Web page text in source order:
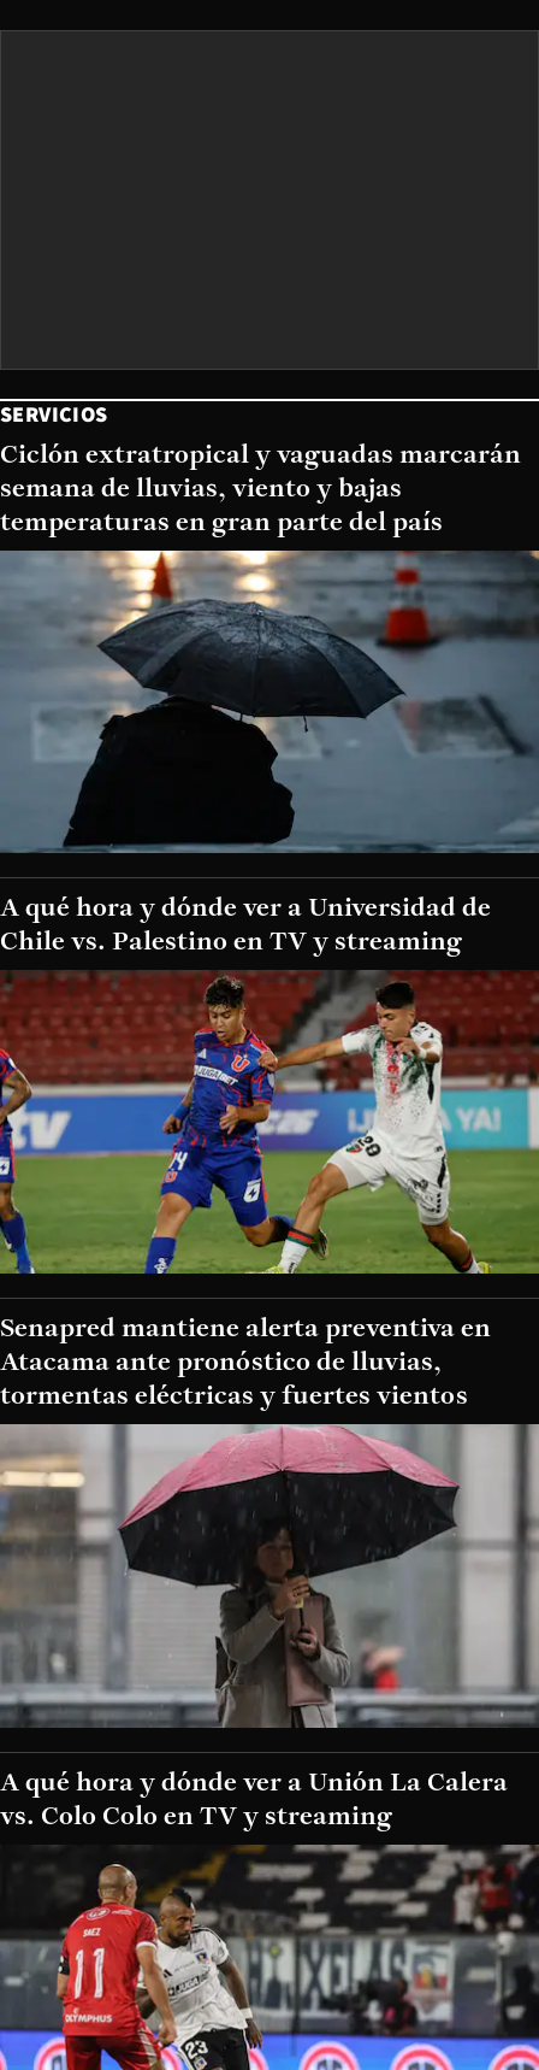
SERVICIOS
Ciclón extratropical y vaguadas marcarán
semana de lluvias, viento y bajas
temperaturas en gran parte del país
A qué hora y dónde ver a Universidad de
Chile vs. Palestino en TV y streaming
Senapred mantiene alerta preventiva en
Atacama ante pronóstico de lluvias,
tormentas eléctricas y fuertes vientos
A qué hora y dónde ver a Unión La Calera
vs. Colo Colo en TV y streaming